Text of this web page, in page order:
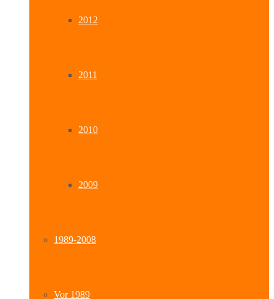
2012
2011
2010
2009
1989-2008
Vor 1989